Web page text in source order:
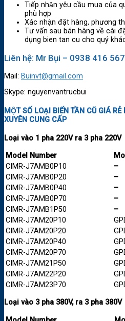
Tiếp nhận yêu cầu mua của
phù hợp
Xác nhận đặt hàng, phương
Tư vấn sau bán hàng về cài
dụng bien tan cu cho quý
Liên hệ: Mr Bụi – 0938 416
Mail: Buinvt@gmail.com
Skype: nguyenvantrucbui
MỘT SỐ LOẠI BIẾN TẦN CŨ GIÁ
XUYÊN CUNG CẤP
Loại vào 1 pha 220V ra 3 pha 220V
Model Number
CIMR-J7AMB0P10
–
CIMR-J7AMB0P20
–
CIMR-J7AMB0P40
–
CIMR-J7AMB0P70
–
CIMR-J7AMB1P50
–
CIMR-J7AM20P10
CIMR-J7AM20P20
CIMR-J7AM20P40
CIMR-J7AM20P70
CIMR-J7AM21P50
CIMR-J7AM22P20
CIMR-J7AM23P70
Loại vào 3 pha 380V, ra 3 pha 380V